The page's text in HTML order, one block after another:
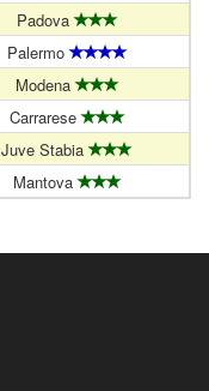
Padova
Palermo
Modena
Carrarese
Juve Stabia
Mantova